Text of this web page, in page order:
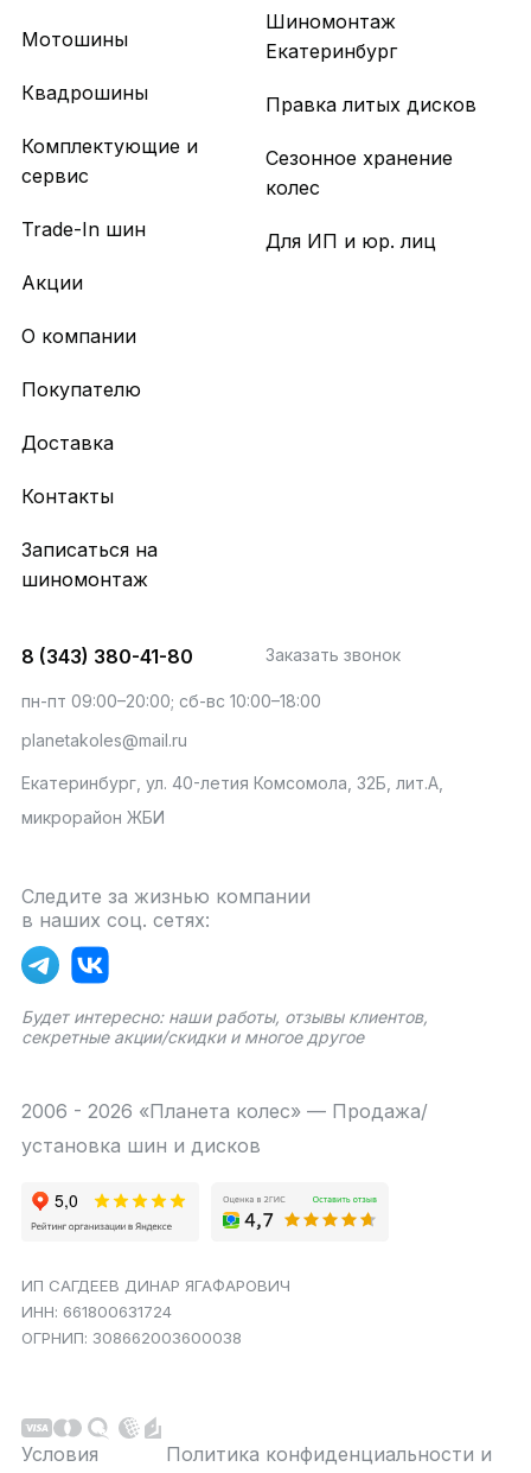
Мотошины
Квадрошины
Комплектующие и
сервис
Trade-In шин
Акции
Шиномонтаж
Екатеринбург
Правка литых дисков
Сезонное хранение
колес
Для ИП и юр. лиц
О компании
Покупателю
Доставка
Контакты
Записаться на
шиномонтаж
8 (343) 380-41-80 Заказать звонок
пн-пт 09:00–20:00; сб-вс 10:00–18:00
planetakoles@mail.ru
Екатеринбург, ул. 40-летия Комсомола, 32Б, лит.А,
микрорайон ЖБИ
Следите за жизнью компании
в наших соц. сетях:
Будет интересно: наши работы, отзывы клиентов,
секретные акции/скидки и многое другое
2006 - 2026 «Планета колес» — Продажа/
установка шин и дисков
ИП САГДЕЕВ ДИНАР ЯГАФАРОВИЧ
ИНН: 661800631724
ОГРНИП: 308662003600038
Условия
Политика конфиденциальности и